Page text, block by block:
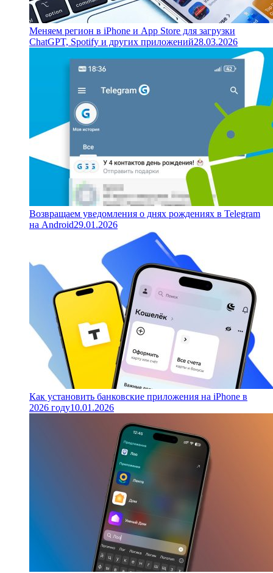
Меняем регион в iPhone и App Store для загрузки
ChatGPT, Spotify и других приложений28.03.2026
Возвращаем уведомления о днях рождениях в Telegram
на Android29.01.2026
Как установить банковские приложения на iPhone в
2026 году10.01.2026